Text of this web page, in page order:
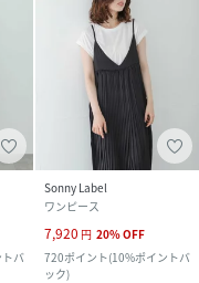
バ
Sonny Label
ワンピース
7,920 円 20%OFF
720ポイント(10%ポイントバ
ック)